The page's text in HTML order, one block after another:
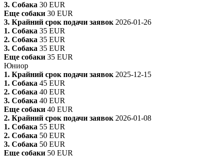
3. Собака 30 EUR
Еще собаки 30 EUR
3. Крайний срок подачи заявок 2026-01-26
1. Собака 35 EUR
2. Собака 35 EUR
3. Собака 35 EUR
Еще собаки 35 EUR
Юниор
1. Крайний срок подачи заявок 2025-12-15
1. Собака 45 EUR
2. Собака 40 EUR
3. Собака 40 EUR
Еще собаки 40 EUR
2. Крайний срок подачи заявок 2026-01-08
1. Собака 55 EUR
2. Собака 50 EUR
3. Собака 50 EUR
Еще собаки 50 EUR